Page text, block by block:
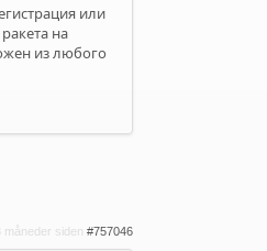
или
на
из любого
måneder siden #757046